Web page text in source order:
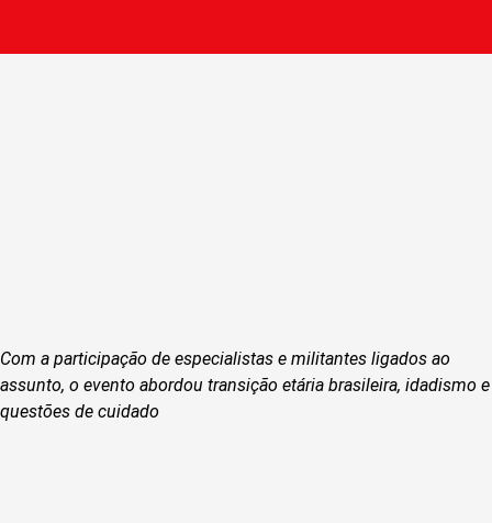
Com a participação de especialistas e militantes ligados ao
assunto, o evento abordou transição etária brasileira, idadismo e
questões de cuidado